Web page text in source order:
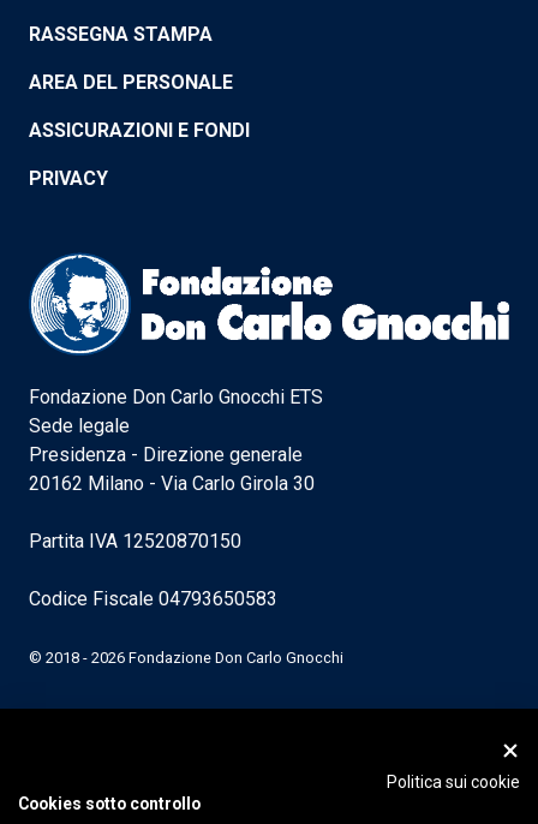
RASSEGNA STAMPA
AREA DEL PERSONALE
ASSICURAZIONI E FONDI
PRIVACY
Fondazione Don Carlo Gnocchi ETS
Sede legale
Presidenza - Direzione generale
20162 Milano - Via Carlo Girola 30
Partita IVA 12520870150
Codice Fiscale 04793650583
© 2018 - 2026 Fondazione Don Carlo Gnocchi
Politica sui cookie
Cookies sotto controllo